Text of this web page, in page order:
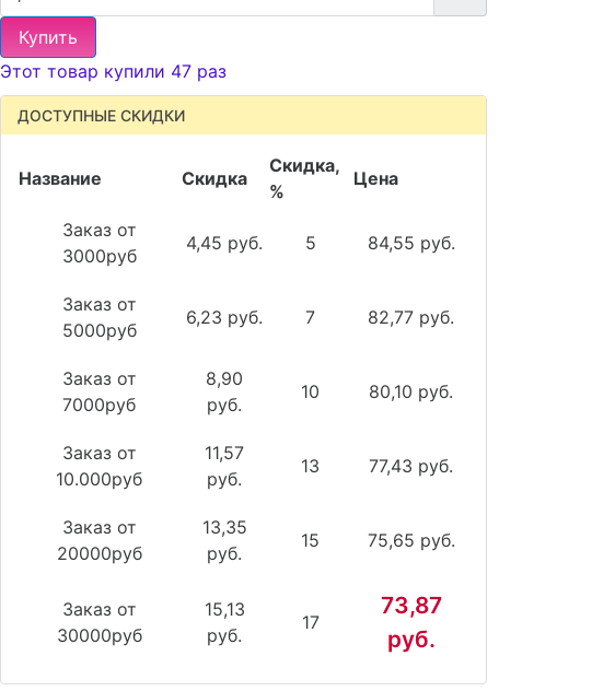
Купить
Этот товар купили 47 раз
ДОСТУПНЫЕ СКИДКИ
Название Скидка
Скидка,
%
Цена
Заказ от
3000руб
4,45 руб. 5 84,55 руб.
Заказ от
5000руб
6,23 руб. 7 82,77 руб.
Заказ от
7000руб
8,90
руб.
10 80,10 руб.
Заказ от
10.000руб
11,57
руб.
13 77,43 руб.
Заказ от
20000руб
13,35
руб.
15 75,65 руб.
Заказ от
30000руб
15,13
руб.
17
73,87
руб.